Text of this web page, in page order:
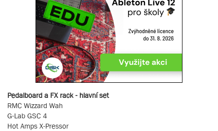
Pedalboard a FX rack - hlavní set
RMC Wizzard Wah
G-Lab GSC 4
Hot Amps X-Pressor